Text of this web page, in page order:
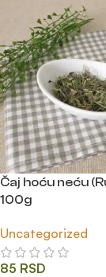
Čaj hoću neću
100g
Uncategorized
85 RSD